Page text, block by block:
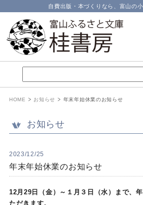
自費出版・本づくりなら、富山の小
HOME お知らせ 年末年始休業のお知らせ
お知らせ
2023/12/25
年末年始休業のお知らせ
12月29日（金）～１月３日（水）まで、
ただきます。